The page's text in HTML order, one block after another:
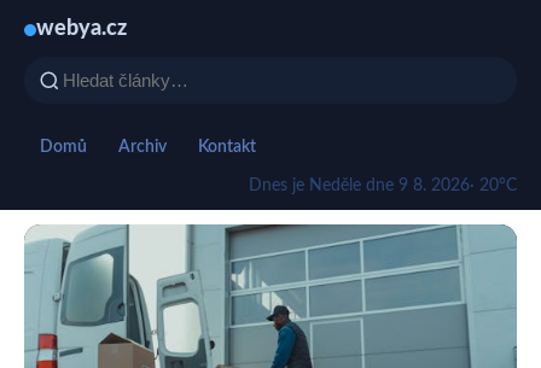
webya.cz
Domů Archiv Kontakt
Dnes je Neděle dne 9 8. 2026· 20°C